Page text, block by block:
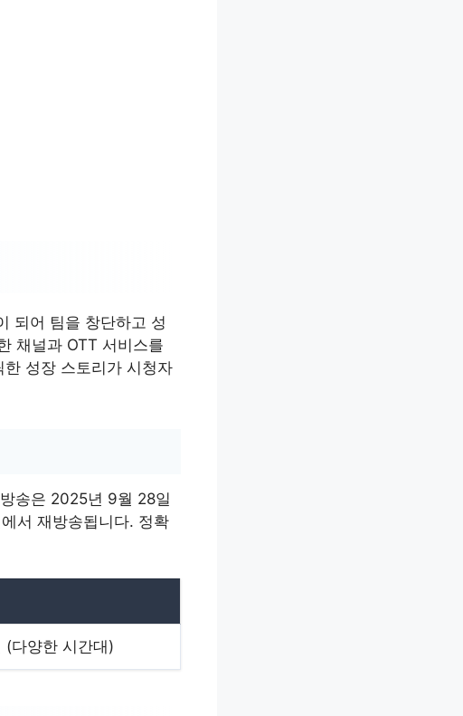
되어 팀을 창단하고 성
채널과 OTT 서비스를
성장 스토리가 시청자
송은 2025년 9월 28일
서 재방송됩니다. 정확
(다양한 시간대)